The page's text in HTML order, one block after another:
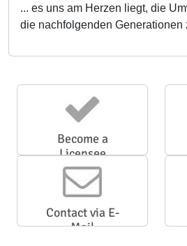
... es uns am Herzen liegt, die
die nachfolgenden Generationen
Become a
Licensee
Contact via E-
Mail